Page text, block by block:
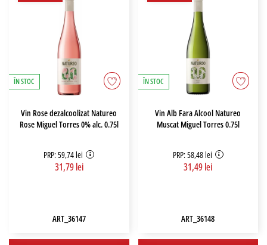
ÎN STOC
Vin Rose dezalcoolizat Natureo
Rose Miguel Torres 0% alc. 0.75l
PRP: 59,74 lei
31,79 lei
ART_36147
ÎN STOC
Vin Alb Fara Alcool Natureo
Muscat Miguel Torres 0.75l
PRP: 58,48 lei
31,49 lei
ART_36148